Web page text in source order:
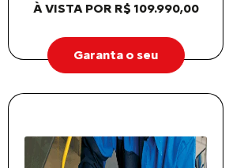
À VISTA POR R$ 109.990,00
Garanta o seu